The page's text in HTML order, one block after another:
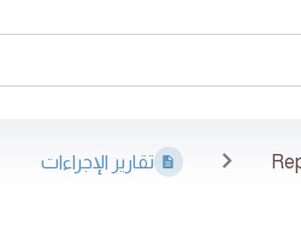
تقارير الإجراءات